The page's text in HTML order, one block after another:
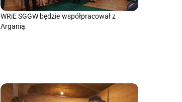
WRiE SGGW będzie współpracował z
Arganią